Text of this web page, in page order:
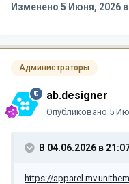
Изменено 5 Июня, 2026
Администраторы
ab.designer
Опубликовано 5
В 04.06.2026 в
https://